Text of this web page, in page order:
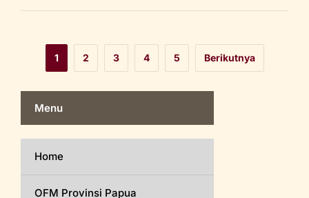
1 2 3 4 5 Berikutnya
Menu
Home
OFM Provinsi Papua